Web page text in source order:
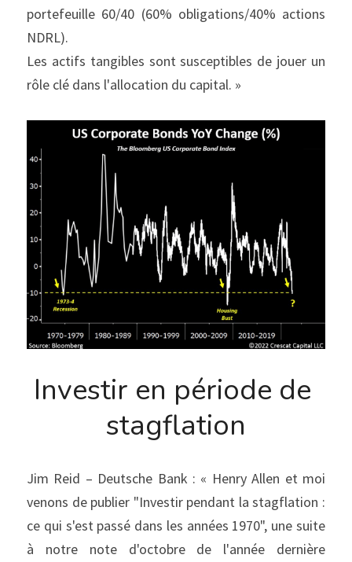
portefeuille 60/40 (60% obligations/40% actions
NDRL).
Les actifs tangibles sont susceptibles de jouer un
rôle clé dans l'allocation du capital. »
Investir en période de
stagflation
Jim Reid – Deutsche Bank : « Henry Allen et moi
venons de publier "Investir pendant la stagflation :
ce qui s'est passé dans les années 1970", une suite
à notre note d'octobre de l'année dernière